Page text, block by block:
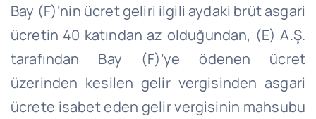
Bay (F)’nin ücret geliri ilgili aydaki brüt asgari
ücretin 40 katından az olduğundan, (E) A.Ş.
tarafından Bay (F)’ye ödenen ücret
üzerinden kesilen gelir vergisinden asgari
ücrete isabet eden gelir vergisinin mahsubu